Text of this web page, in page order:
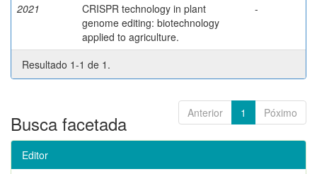
2021
CRISPR technology in plant
genome editing: biotechnology
applied to agriculture.
-
Resultado 1-1 de 1.
Anterior 1 Póximo
Busca facetada
Editor